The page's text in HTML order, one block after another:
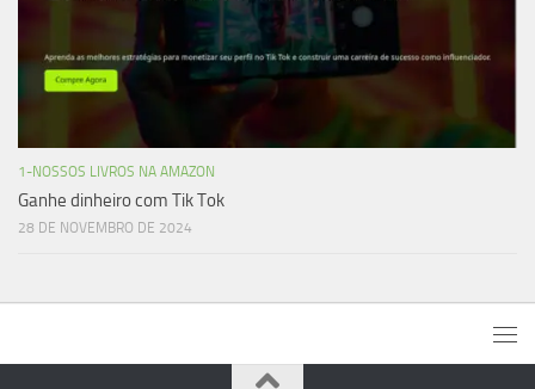
1-NOSSOS LIVROS NA AMAZON
Ganhe dinheiro com Tik Tok
28 DE NOVEMBRO DE 2024